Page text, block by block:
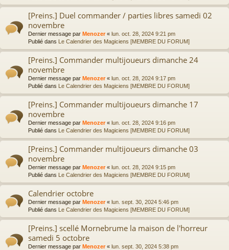
[Preins.] Duel commander / parties libres samedi 02
novembre
Dernier message par Menozer« lun. oct. 28, 2024 9:21 pm
Publié dans Le Calendrier des Magiciens [MEMBRE DU FORUM]
[Preins.] Commander multijoueurs dimanche 24
novembre
Dernier message par Menozer« lun. oct. 28, 2024 9:17 pm
Publié dans Le Calendrier des Magiciens [MEMBRE DU FORUM]
[Preins.] Commander multijoueurs dimanche 17
novembre
Dernier message par Menozer« lun. oct. 28, 2024 9:16 pm
Publié dans Le Calendrier des Magiciens [MEMBRE DU FORUM]
[Preins.] Commander multijoueurs dimanche 03
novembre
Dernier message par Menozer« lun. oct. 28, 2024 9:15 pm
Publié dans Le Calendrier des Magiciens [MEMBRE DU FORUM]
Calendrier octobre
Dernier message par Menozer« lun. sept. 30, 2024 5:46 pm
Publié dans Le Calendrier des Magiciens [MEMBRE DU FORUM]
[Preins.] scellé Mornebrume la maison de l'horreur
samedi 5 octobre
Dernier message par Menozer« lun. sept. 30, 2024 5:38 pm